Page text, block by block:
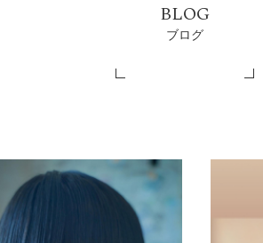
BLOG
ブログ